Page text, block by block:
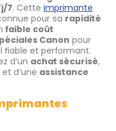
7. Cette imprimante
pour sa rapidité
faible coût
Canon pour
fiable et performant.
d’un achat sécurisé,
et d’une assistance